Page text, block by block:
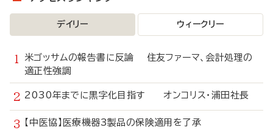
デイリー ウィークリー
米ゴッサムの報告書に反論 住友ファーマ、会計処理の
適正性強調
2030年までに黒字化目指す オンコリス・浦田社長
【中医協】医療機器3製品の保険適用を了承